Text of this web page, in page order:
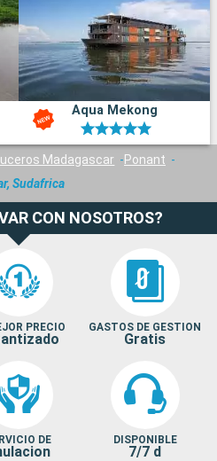
Aqua Mekong
Madagascar
Ponant
Sudafrica
CON NOSOTROS?
PRECIO GASTOS DE GESTION
Gratis
DE DISPONIBLE
7/7 d